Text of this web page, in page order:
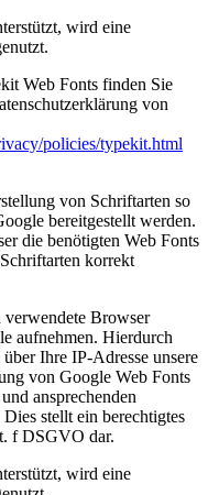
wird eine
Web Fonts finden Sie
von
policies/typekit.html
von Schriftarten so
bereitgestellt werden.
die benötigten Web Fonts
korrekt
Browser
aufnehmen. Hierdurch
Ihre IP-Adresse unsere
von Google Web Fonts
ansprechenden
stellt ein berechtigtes
f DSGVO dar.
wird eine